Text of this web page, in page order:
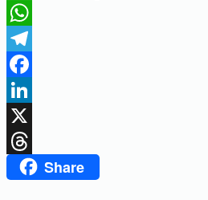
WhatsApp
Telegram
Facebook
LinkedIn
X
ThreadsShare